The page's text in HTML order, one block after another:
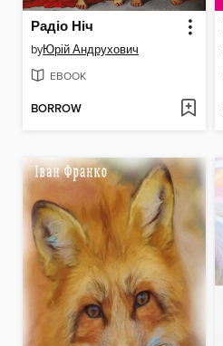
Радіо Ніч
byЮрій Андрухович
EBOOK
BORROW